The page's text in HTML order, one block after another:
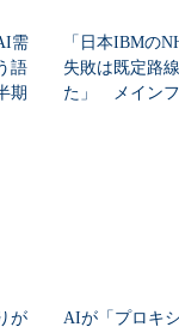
需
語
期
「日本IBMの
失敗は既定路
た」 メイン
が
AIが「プロキ